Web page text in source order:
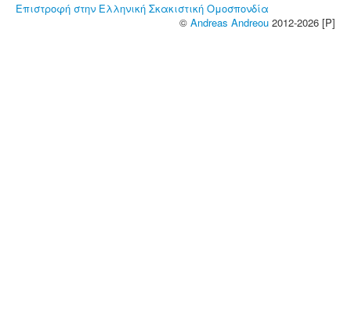
Επιστροφή στην Ελληνική Σκακιστική Ομοσπονδία
© Andreas Andreou 2012-2026 [P]